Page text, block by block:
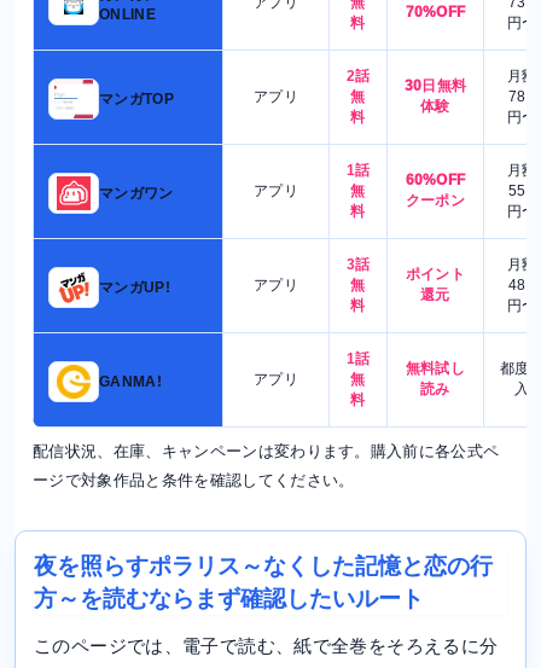
ONLINE
料
70%OFF
円〜
マンガTOP アプリ
2話
無
料
30日無料
体験
月額
780
円〜
マンガワン アプリ
1話
無
料
60%OFF
クーポン
月額
550
円〜
マンガUP! アプリ
3話
無
料
ポイント
還元
月額
480
円〜
GANMA! アプリ
1話
無
料
無料試し
読み
都度
入
配信状況、在庫、キャンペーンは変わります。購入前に各公式ペ
ージで対象作品と条件を確認してください。
夜を照らすポラリス～なくした記憶と恋の行
方～を読むならまず確認したいルート
このページでは、電子で読む、紙で全巻をそろえるに分